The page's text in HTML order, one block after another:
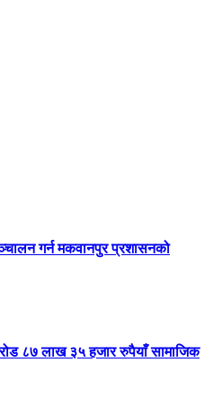
गर्न मकवानपुर प्रशासनको
८७ लाख ३५ हजार रुपैयाँ सामाजिक